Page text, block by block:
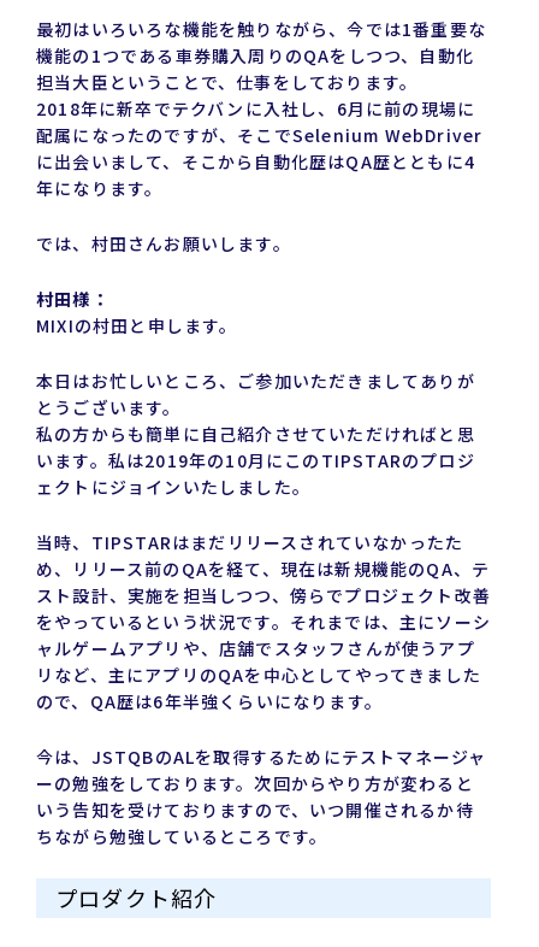
最初はいろいろな機能を触りながら、今では1番重要な
機能の1つである車券購入周りのQAをしつつ、自動化
担当大臣ということで、仕事をしております。
2018年に新卒でテクバンに入社し、6月に前の現場に
配属になったのですが、そこでSelenium WebDriver
に出会いまして、そこから自動化歴はQA歴とともに4
年になります。
では、村田さんお願いします。
村田様：
MIXIの村田と申します。
本日はお忙しいところ、ご参加いただきましてありが
とうございます。
私の方からも簡単に自己紹介させていただければと思
います。私は2019年の10月にこのTIPSTARのプロジ
ェクトにジョインいたしました。
当時、TIPSTARはまだリリースされていなかったた
め、リリース前のQAを経て、現在は新規機能のQA、テ
スト設計、実施を担当しつつ、傍らでプロジェクト改善
をやっているという状況です。それまでは、主にソーシ
ャルゲームアプリや、店舗でスタッフさんが使うアプ
リなど、主にアプリのQAを中心としてやってきました
ので、QA歴は6年半強くらいになります。
今は、JSTQBのALを取得するためにテストマネージャ
ーの勉強をしております。次回からやり方が変わると
いう告知を受けておりますので、いつ開催されるか待
ちながら勉強しているところです。
プロダクト紹介